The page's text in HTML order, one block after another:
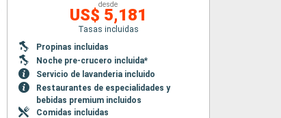
desde
US$ 5,181
Tasas incluidas
Propinas incluidas
Noche pre-crucero incluida*
Servicio de lavanderia incluido
Restaurantes de especialidades y
bebidas premium incluidos
Comidas incluidas